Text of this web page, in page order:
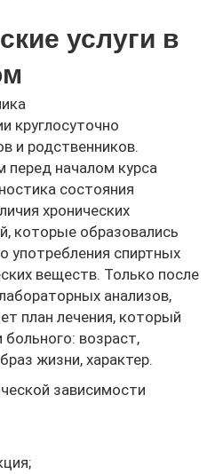
услуги в
круглосуточно
и родственников.
перед началом курса
состояния
хронических
которые образовались
употребления спиртных
веществ. Только после
анализов,
план лечения, который
возраст,
жизни, характер.
зависимости